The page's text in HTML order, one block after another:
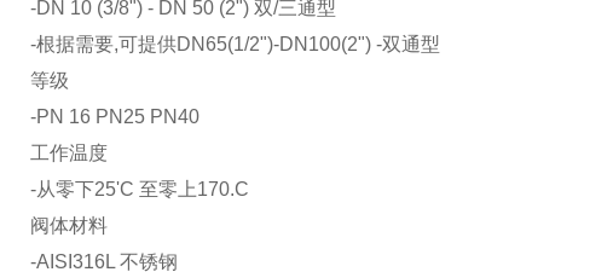
-DN 10 (3/8") - DN 50 (2") 双/三通型
-根据需要,可提供DN65(1/2")-DN100(2") -双通型
等级
-PN 16 PN25 PN40
工作温度
-从零下25'C 至零上170.C
阀体材料
-AISI316L 不锈钢